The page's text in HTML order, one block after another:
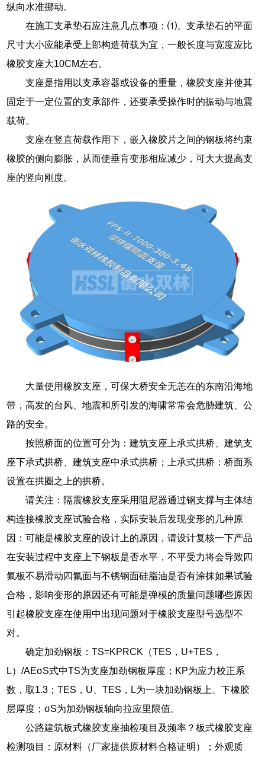
纵向水准挪动。
在施工支承垫石应注意几点事项：⑴、支承垫石的平面
尺寸大小应能承受上部构造荷载为宜，一般长度与宽度应比
橡胶支座大10CM左右。
支座是指用以支承容器或设备的重量，橡胶支座并使其
固定于一定位置的支承部件，还要承受操作时的振动与地震
载荷。
支座在竖直荷载作用下，嵌入橡胶片之间的钢板将约束
橡胶的侧向膨胀，从而使垂肓变形相应减少，可大大提高支
座的竖向刚度。
大量使用橡胶支座，可保大桥安全无恙在的东南沿海地
带，高发的台风、地震和所引发的海啸常常会危胁建筑、公
路的安全。
按照桥面的位置可分为：建筑支座上承式拱桥、建筑支
座下承式拱桥、建筑支座中承式拱桥；上承式拱桥：桥面系
设置在拱圈之上的拱桥。
请关注：隔震橡胶支座采用阻尼器通过钢支撑与主体结
构连接橡胶支座试验合格，实际安装后发现变形的几种原
因：可能是橡胶支座的设计上的原因，请设计复核一下产品
在安装过程中支座上下钢板是否水平，不平受力将会导致四
氟板不易滑动四氟面与不锈钢面硅脂油是否有涂抹如果试验
合格，影响变形的原因还有可能是弹模的质量问题哪些原因
引起橡胶支座在使用中出现问题对于橡胶支座型号选型不
对。
确定加劲钢板：TS=KPRCK（TES，U+TES，
L）/AEσS式中TS为支座加劲钢板厚度；KP为应力校正系
数，取1.3；TES，U、TES，L为一块加劲钢板上、下橡胶
层厚度；σS为加劲钢板轴向拉应里限值。
公路建筑板式橡胶支座抽检项目及频率？板式橡胶支座
检测项目：原材料（厂家提供原材料合格证明）；外观质